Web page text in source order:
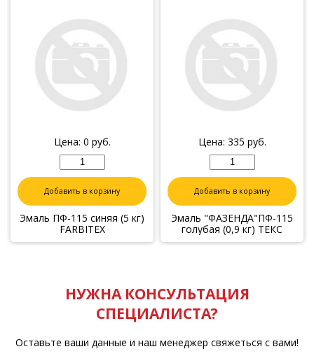
Цена: 0 руб.
Добавить в корзину
Эмаль ПФ-115 синяя (5 кг)
FARBITEX
Цена: 335 руб.
Добавить в корзину
Эмаль "ФАЗЕНДА"ПФ-115
голубая (0,9 кг) ТЕКС
НУЖНА КОНСУЛЬТАЦИЯ
СПЕЦИАЛИСТА?
Оставьте ваши данные и наш менеджер свяжеться с вами!